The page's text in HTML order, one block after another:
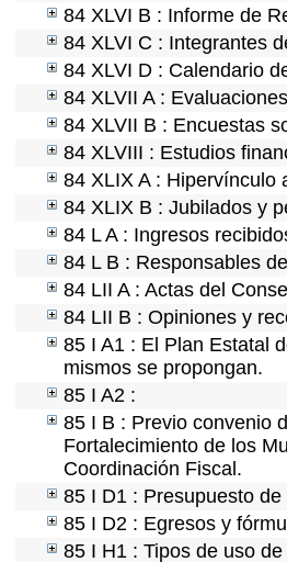
84 XLVI B : Informe de
84 XLVI C : Integrantes
84 XLVI D : Calendario
84 XLVII A :
84 XLVII B : Encuestas
84 XLVIII : Estudios
84 XLIX A : Hipervínculo
84 XLIX B : Jubilados y
84 L A : Ingresos
84 L B : Responsables
84 LII A : Actas del
84 LII B : Opiniones y
85 I A1 : El Plan Estatal
mismos se propongan.
85 I A2 :
85 I B : Previo convenio
Fortalecimiento de los
Coordinación Fiscal.
85 I D1 : Presupuesto de
85 I D2 : Egresos y
85 I H1 : Tipos de uso de